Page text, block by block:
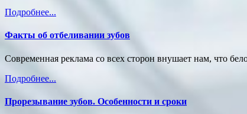
Подробнее...
Факты об отбеливании зубов
Современная реклама со всех сторон внушает нам, что
Подробнее...
Прорезывание зубов. Особенности и сроки